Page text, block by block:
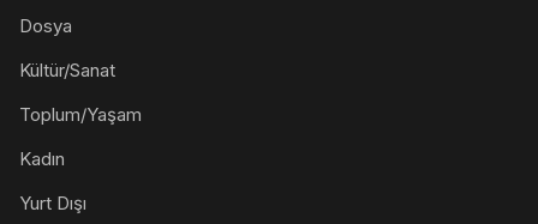
Dosya
Kültür/Sanat
Toplum/Yaşam
Kadın
Yurt Dışı